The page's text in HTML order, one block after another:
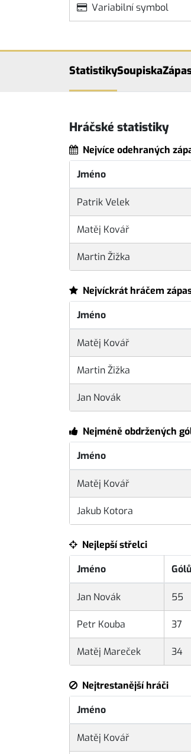
Variabilní symbol
StatistikySoupiska
Hráčské statistiky
Nejvíce odehraných
Jméno
Patrik Velek
Matěj Kovář
Martin Žižka
Nejvíckrát hráčem
Jméno
Matěj Kovář
Martin Žižka
Jan Novák
Nejméně obdržených
Jméno
Matěj Kovář
Jakub Kotora
Nejlepší střelci
Jméno
Gólů
Jan Novák 55
Petr Kouba 37
Matěj Mareček 34
Nejtrestanější hráči
Jméno
Matěj Kovář